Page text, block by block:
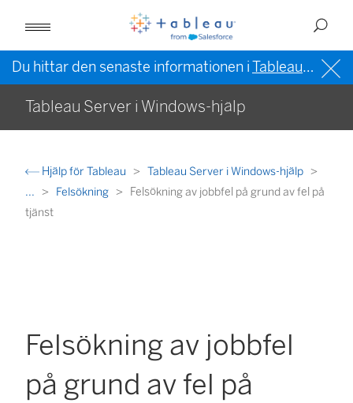
Du hittar den senaste informationen iTableau-hjälpen på engelska (USA)
Tableau Server i Windows-hjälp
Hjälp för Tableau
Tableau Server i Windows-hjälp
...
Felsökning
Felsökning av jobbfel på grund av fel på
tjänst
Felsökning av jobbfel
på grund av fel på